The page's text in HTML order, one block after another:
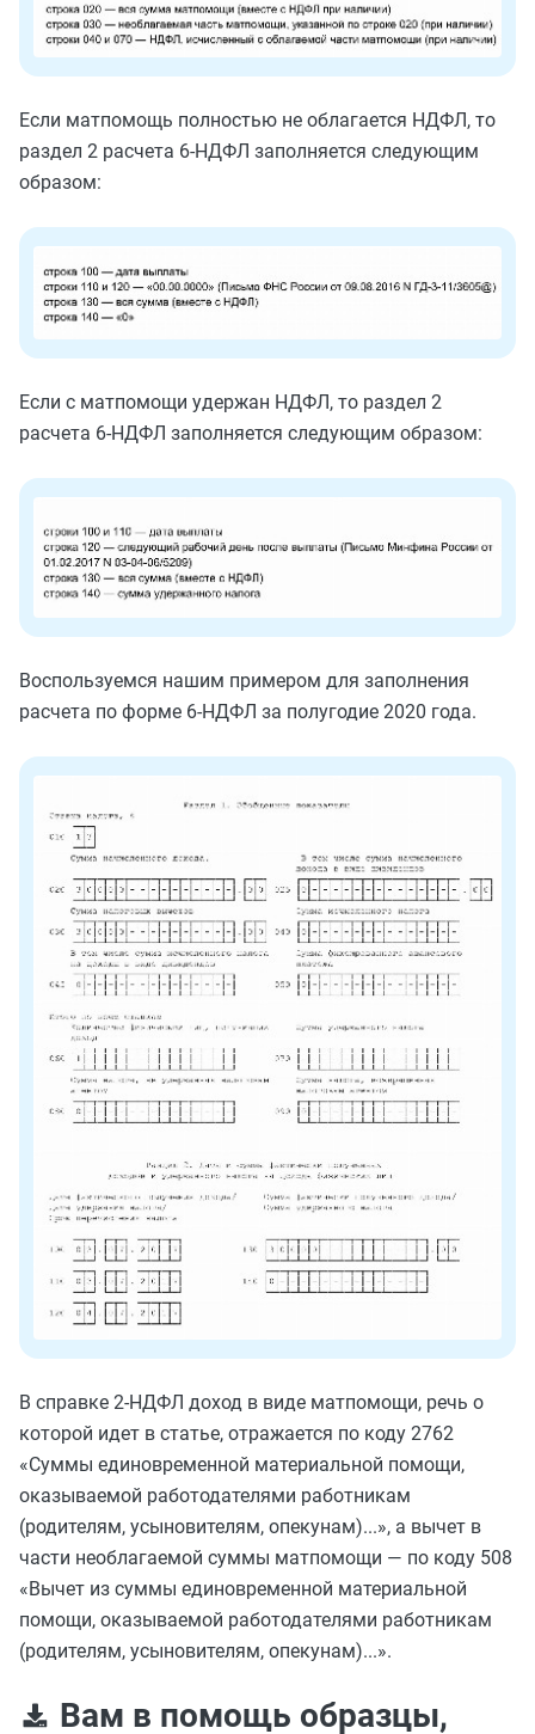
Если матпомощь полностью не облагается НДФЛ, то
раздел 2 расчета 6-НДФЛ заполняется следующим
образом:
Если с матпомощи удержан НДФЛ, то раздел 2
расчета 6-НДФЛ заполняется следующим образом:
Воспользуемся нашим примером для заполнения
расчета по форме 6-НДФЛ за полугодие 2020 года.
В справке 2-НДФЛ доход в виде матпомощи, речь о
которой идет в статье, отражается по коду 2762
«Суммы единовременной материальной помощи,
оказываемой работодателями работникам
(родителям, усыновителям, опекунам)...», а вычет в
части необлагаемой суммы матпомощи — по коду 508
«Вычет из суммы единовременной материальной
помощи, оказываемой работодателями работникам
(родителям, усыновителям, опекунам)...».
Вам в помощь образцы,